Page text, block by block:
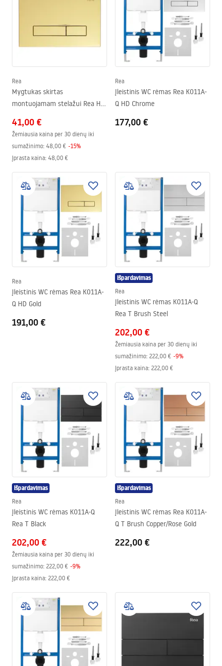
Rea
Mygtukas skirtas
montuojamam stelažui Rea HD
41,00 €
Žemiausia kaina per 30 dienų iki
sumažinimo: 48,00 € -15%
Įprasta kaina: 48,00 €
Rea
Įleistinis WC rėmas Rea K011A-
Q HD Chrome
177,00 €
Rea
Įleistinis WC rėmas Rea K011A-
Q HD Gold
191,00 €
Išpardavimas
Rea
Įleistinis WC rėmas K011A-Q
Rea T Brush Steel
202,00 €
Žemiausia kaina per 30 dienų iki
sumažinimo: 222,00 € -9%
Įprasta kaina: 222,00 €
Išpardavimas
Rea
Įleistinis WC rėmas K011A-Q
Rea T Black
202,00 €
Žemiausia kaina per 30 dienų iki
sumažinimo: 222,00 € -9%
Įprasta kaina: 222,00 €
Išpardavimas
Rea
Įleistinis WC rėmas Rea K011A-
Q T Brush Copper/Rose Gold
222,00 €